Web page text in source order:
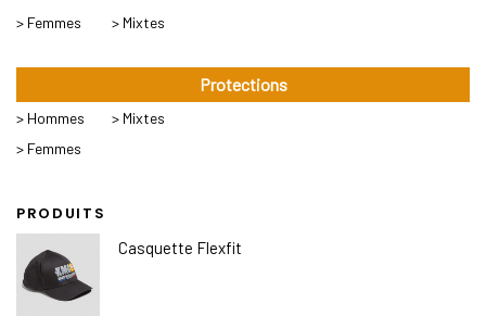
> Femmes
> Mixtes
Protections
> Hommes
> Femmes
> Mixtes
PRODUITS
Casquette Flexfit